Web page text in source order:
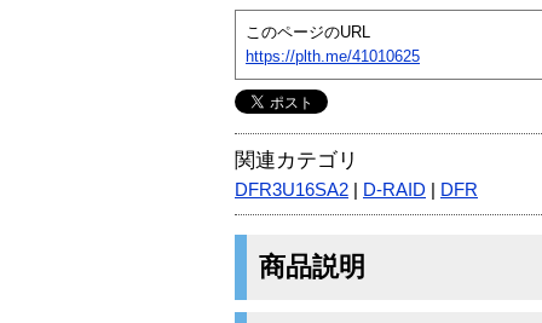
このページのURL
https://plth.me/41010625
関連カテゴリ
DFR3U16SA2 D-RAID DFR
商品説明